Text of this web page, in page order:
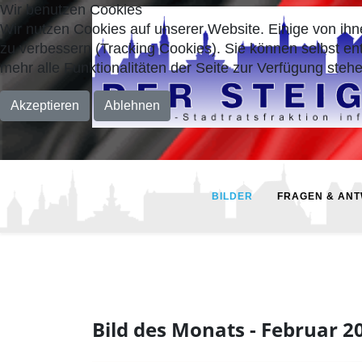
BILDER FRAGEN &
Bild des Monats - Februar
Wir benutzen Cookies
Wir nutzen Cookies auf unserer Website. Einige von
zu verbessern (Tracking Cookies). Sie können selbst
mehr alle Funktionalitäten der Seite zur Verfügung
Akzeptieren Ablehnen